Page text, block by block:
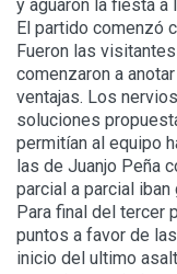
y aguaron la fiesta a
El partido comenzó
Fueron las
comenzaron a
ventajas. Los
soluciones
permitían al equipo
las de Juanjo Peña
parcial a parcial iban
Para final del tercer
puntos a favor de
inicio del ultimo